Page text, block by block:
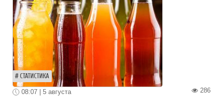
СТАТИСТИКА
286
08:07 | 5 августа